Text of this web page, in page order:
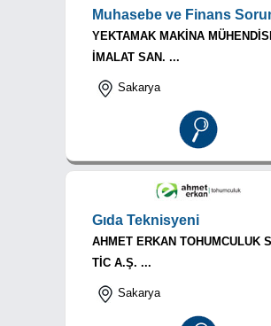
Muhasebe ve Finans
YEKTAMAK MAKİNA
İMALAT SAN. ...
Sakarya
Gıda Teknisyeni
AHMET ERKAN TOHUMCULUK
TİC A.Ş. ...
Sakarya